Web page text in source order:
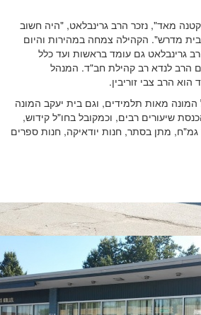
מאד", נזכר הרב גרינבלאט, "היה חשוב
בית מדרש". הקהילה צמחה במהירות והיום
גרינבלאט גם עומד בראשות ועד כלל
הרב לנדא רב קהילת חב"ד. המנהל
הרב צבי זוריבין.
מאות תלמידים, וגם בית יעקב המונה
שיעורים רבים, וכמקובל בחו"ל קידוש,
גמ"ח, מתן בסתר, חנות יודאיקה, חנות ספרים